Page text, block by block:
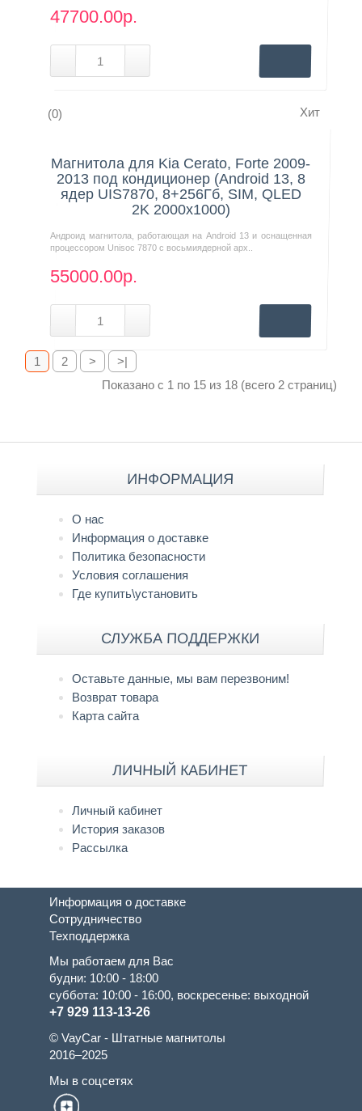
47700.00р.
(0) Хит
Магнитола для Kia Cerato, Forte 2009-
2013 под кондиционер (Android 13, 8
ядер UIS7870, 8+256Гб, SIM, QLED
2K 2000x1000)
Андроид магнитола, работающая на Android 13 и оснащенная
процессором Unisoc 7870 с восьмиядерной арх..
55000.00р.
1 2 >
>|
Показано с 1 по 15 из 18 (всего 2 страниц)
ИНФОРМАЦИЯ
О нас
Информация о доставке
Политика безопасности
Условия соглашения
Где купить\установить
СЛУЖБА ПОДДЕРЖКИ
Оставьте данные, мы вам перезвоним!
Возврат товара
Карта сайта
ЛИЧНЫЙ КАБИНЕТ
Личный кабинет
История заказов
Рассылка
Информация о доставке
Сотрудничество
Техподдержка
Мы работаем для Вас
будни: 10:00 - 18:00
суббота: 10:00 - 16:00, воскресенье: выходной
+7 929 113-13-26
© VayCar - Штатные магнитолы
2016–2025
Мы в соцсетях